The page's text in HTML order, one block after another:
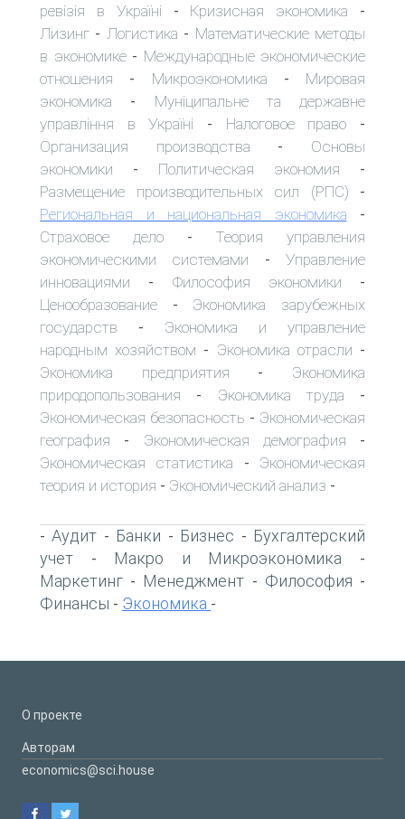
ревізія в Україні - Кризисная экономика -
Лизинг - Логистика - Математические методы
в экономике - Международные экономические
отношения - Микроэкономика - Мировая
экономика - Муніципальне та державне
управління в Україні - Налоговое право -
Организация производства - Основы
экономики - Политическая экономия -
Размещение производительных сил (РПС) -
Региональная и национальная экономика -
Страховое дело- Теория управления
экономическими системами -Управление
инновациями - Философия экономики -
Ценообразование - Экономика зарубежных
государств - Экономика и управление
народным хозяйством - Экономика отрасли -
Экономика предприятия - Экономика
природопользования - Экономика труда -
Экономическая безопасность - Экономическая
география - Экономическая демография -
Экономическая статистика - Экономическая
теория и история - Экономический анализ -
-Аудит - Банки - Бизнес - Бухгалтерский
учет - Макро и Микроэкономика -
Маркетинг - Менеджмент - Философия -
Финансы - Экономика -
О проекте
Авторам
economics@sci.house